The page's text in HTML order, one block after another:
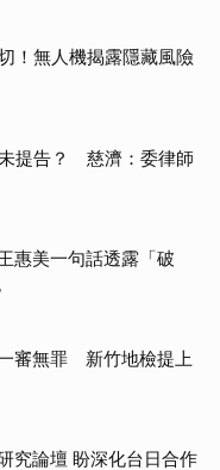
！無人機揭露隱藏風險
提告？ 慈濟：委律師
惠美一句話透露「破
審無罪 新竹地檢提上
究論壇 盼深化台日合作